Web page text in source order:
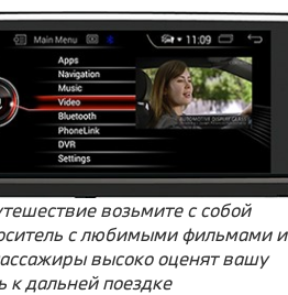
возьмите с собой
с любимыми фильмами и
высоко оценят вашу
к дальней поездке